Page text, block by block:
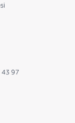
97